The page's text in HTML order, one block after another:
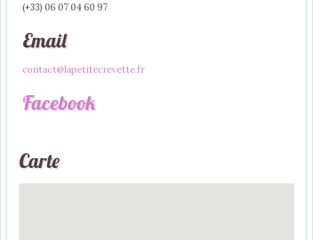
(+33) 06 07 04 60 97
Email
contact@lapetitecrevette.fr
Facebook
Carte